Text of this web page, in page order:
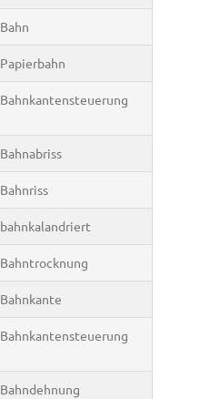
Bahn
Papierbahn
Bahnkantensteuerung
Bahnabriss
Bahnriss
bahnkalandriert
Bahntrocknung
Bahnkante
Bahnkantensteuerung
Bahndehnung